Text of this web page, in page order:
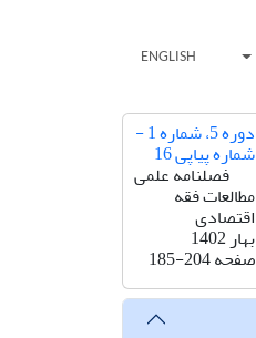
ENGLISH
دوره 5، شماره 1 -
شماره پیاپی 16
فصلنامه علمی
مطالعات فقه
اقتصادی
بهار 1402
صفحه185-204